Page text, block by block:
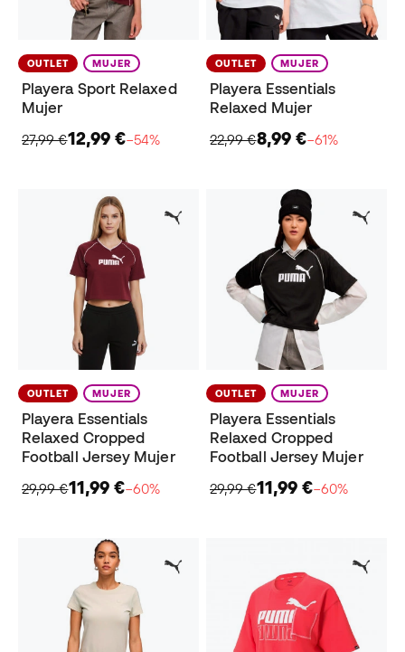
OUTLET MUJER
Playera Sport Relaxed
Mujer
27,99 €12,99 €−54%
OUTLET MUJER
Playera Essentials
Relaxed Mujer
22,99 €8,99 €−61%
OUTLET MUJER
Playera Essentials
Relaxed Cropped
Football Jersey Mujer
29,99 €11,99 €−60%
OUTLET MUJER
Playera Essentials
Relaxed Cropped
Football Jersey Mujer
29,99 €11,99 €−60%